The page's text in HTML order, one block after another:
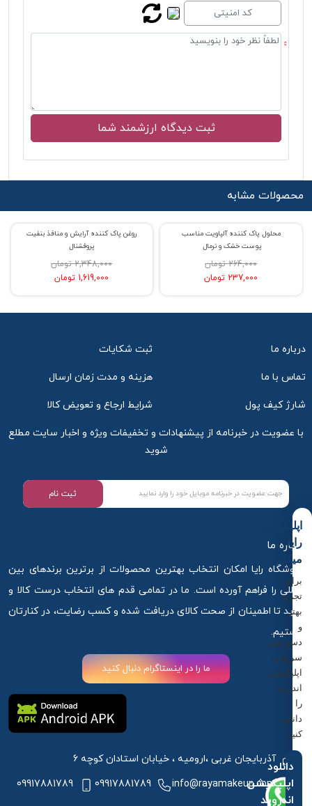
محصولات مشابه
% حراج 31
روغن پاک کننده آرایش و منافذ بنفیت
پروفشنال
2,348,000 تومان
1,619,000 تومان
% حراج 10
محلول پاک کننده آلپاویت مناسب
پوست خشک و نرمال
264,000 تومان
237,000 تومان
درباره ما ثبت شکایات
تماس با ما هزینه و مدت زمان ارسال
شارژ کیف پول شرایط ارجاع و تعویض کالا
با عضویت در خبرنامه از پیشنهادات و تخفیفات ویژه و اخبار سایت مطلع
شوید
ثبت نام
درباره ما
فروشگاه رایا امکان انتخاب بهترین محصولات از برترین برندهای بین
المللی را فراهم آورده است. ما در تمامی قدم های انتخاب درست کالا و
خرید تا اطمینان از صحت کالای دریافت شده و کسب رضایت، در کنارتان
هستیم.
ما را در اینستاگرام دنبال کنید
آذربایجان غربی ،ارومیه ، خیابان استادان کوچه 6
info@rayamakeup.com
09917881789
09917881789
اپلیکیشن
رایا
میکاپ
برای
تجربه
بهتر
و
دسترسی
سریع‌تر،
اپلیکیشن
اندروید
را
دانلود
کنید.
دانلود
اپلیکیشن
اندروید